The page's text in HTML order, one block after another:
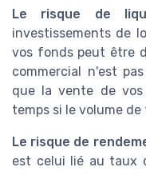
Le risque de
investissements de
vos fonds peut être
commercial n'est
que la vente de vos
temps si le volume
Le risque de
est celui lié au taux